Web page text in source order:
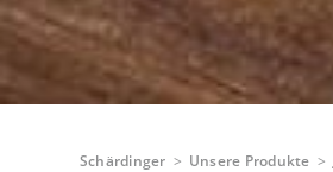
Schärdinger Unsere Produkte